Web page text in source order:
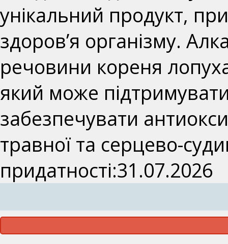
унікальний продукт,
здоров’я організму.
речовини кореня
який може
забезпечувати
травної та серцево-
придатності:31.07.2026